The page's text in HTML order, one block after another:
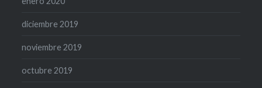
diciembre 2019
noviembre 2019
octubre 2019